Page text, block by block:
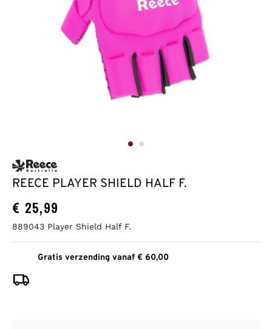
REECE PLAYER SHIELD HALF F.
€ 25,99
889043 Player Shield Half F.
Gratis verzending vanaf € 60,00